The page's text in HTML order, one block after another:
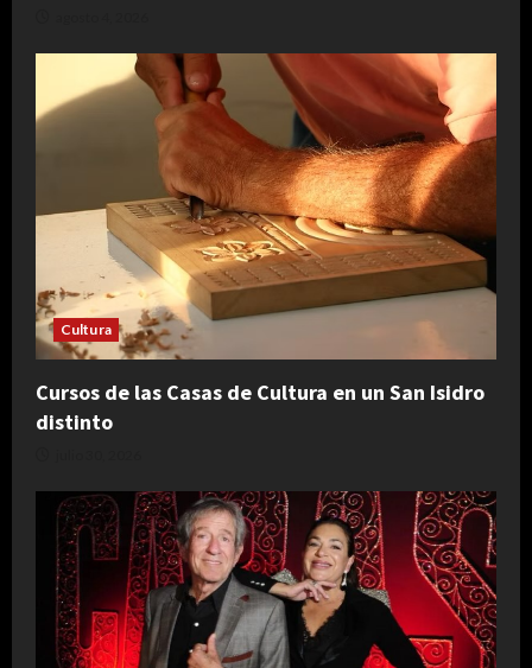
Cultura
Cursos de las Casas de Cultura en un San Isidro
distinto